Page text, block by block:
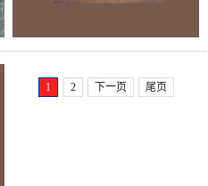
1 2 下一页 尾页